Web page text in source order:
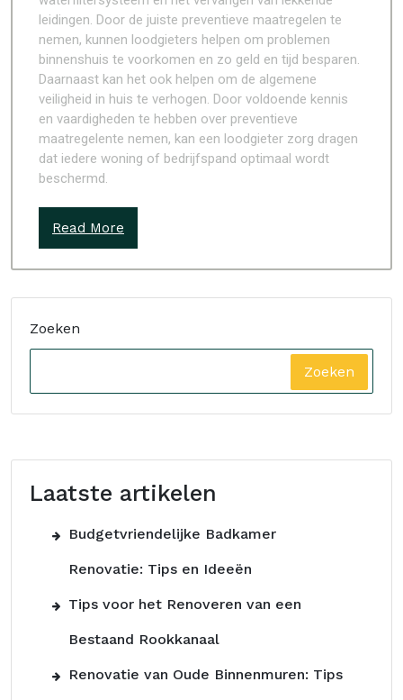
leidingen. Door de juiste preventieve maatregelen te
nemen, kunnen loodgieters helpen om problemen
binnenshuis te voorkomen en zo geld en tijd besparen.
Daarnaast kan het ook helpen om de algemene
veiligheid in huis te verhogen. Door voldoende kennis
en vaardigheden te hebben over preventieve
maatregelente nemen, kan een loodgieter zorg dragen
dat iedere woning of bedrijfspand optimaal wordt
beschermd.
Read More
Zoeken
Zoeken
Laatste artikelen
Budgetvriendelijke Badkamer
Renovatie: Tips en Ideeën
Tips voor het Renoveren van een
Bestaand Rookkanaal
Renovatie van Oude Binnenmuren: Tips